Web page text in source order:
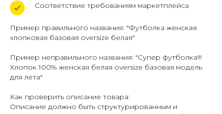
Соответствие требованиям маркетплейса
Пример правильного названия: "Футболка женская
хлопковая базовая oversize белая"
Пример неправильного названия: "Супер футболка!!!
Хлопок 100% женская белая oversize базовая модель
для лета"
Как проверить описание товара:
Описание должно быть структурированным и